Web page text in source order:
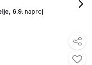
6.9. naprej